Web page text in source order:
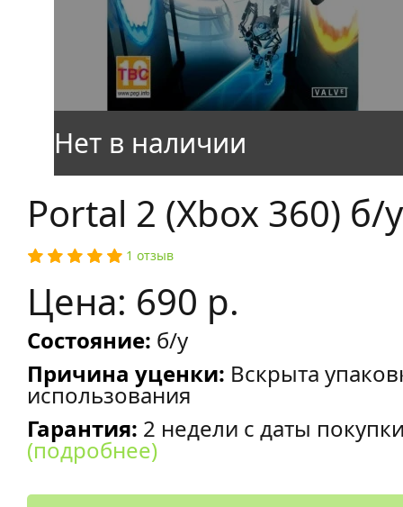
Portal 2 (Xbox 360) б/у
1 отзыв
Цена: 690 р.
Состояние: б/у
Причина уценки: Вскрыта
использования
Гарантия: 2 недели с даты
(подробнее)